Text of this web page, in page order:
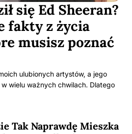
się Ed Sheeran?
fakty z życia
musisz poznać
ulubionych artystów, a jego
wielu ważnych chwilach. Dlatego
Tak Naprawdę Mieszka